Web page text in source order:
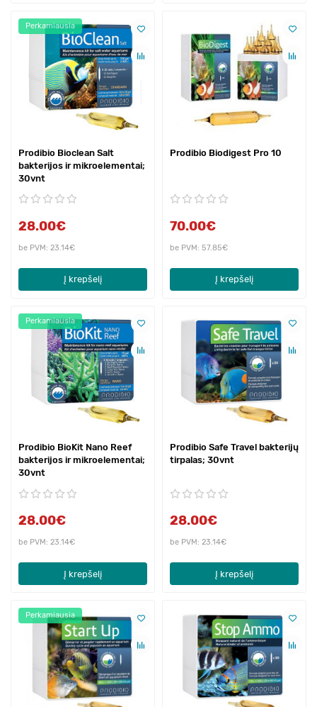
Perkamiausia
Prodibio Bioclean Salt
bakterijos ir mikroelementai;
30vnt
28.00€
be PVM: 23.14€
Į krepšelį
Prodibio Biodigest Pro 10
70.00€
be PVM: 57.85€
Į krepšelį
Perkamiausia
Prodibio BioKit Nano Reef
bakterijos ir mikroelementai;
30vnt
28.00€
be PVM: 23.14€
Į krepšelį
Prodibio Safe Travel bakterijų
tirpalas; 30vnt
28.00€
be PVM: 23.14€
Į krepšelį
Perkamiausia